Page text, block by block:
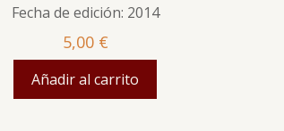
Fecha de edición: 2014
5,00 €
Añadir al carrito